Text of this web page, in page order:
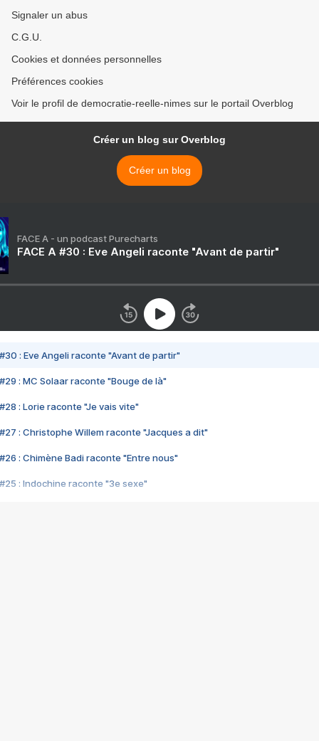
Signaler un abus
C.G.U.
Cookies et données personnelles
Préférences cookies
Voir le profil de democratie-reelle-nimes sur le portail Overblog
Créer un blog sur Overblog
Créer un blog
FACE A - un podcast Purecharts
FACE A #30 : Eve Angeli raconte "Avant de partir"
#30 : Eve Angeli raconte "Avant de partir"
#29 : MC Solaar raconte "Bouge de là"
#28 : Lorie raconte "Je vais vite"
#27 : Christophe Willem raconte "Jacques a dit"
#26 : Chimène Badi raconte "Entre nous"
#25 : Indochine raconte "3e sexe"